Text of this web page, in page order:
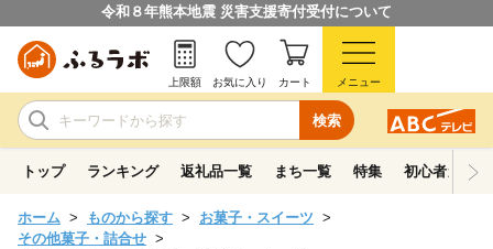
令和８年熊本地震 災害支援寄付受付について
検索
上限額 お気に入り カート メニュー
トップ ランキング 返礼品一覧 まち一覧 特集 初心者ガイド
ホーム ものから探す
お菓子・スイーツ
その他菓子・詰合せ